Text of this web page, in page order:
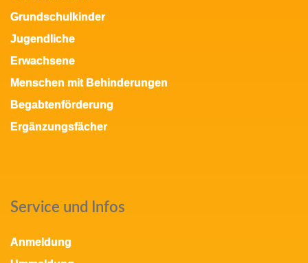
Grundschulkinder
Jugendliche
Erwachsene
Menschen mit Behinderungen
Begabtenförderung
Ergänzungsfächer
Service und Infos
Anmeldung